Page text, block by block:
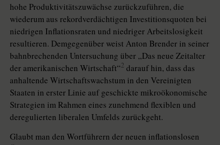
hohe Produktivitätszuwächse zurückzuführen, die
wiederum aus rekordverdächtigen Investitionsquoten bei
niedrigen Inflationsraten und niedriger Arbeitslosigkeit
resultieren. Demgegenüber weist Anton Brender in seiner
bahnbrechenden Untersuchung über „Das neue Zeitalter
der amerikanischen Wirtschaft“2 darauf hin, dass das
anhaltende Wirtschaftswachstum in den Vereinigten
Staaten in erster Linie auf geschickte mikroökonomische
Strategien im Rahmen eines zunehmend flexiblen und
deregulierten liberalen Umfelds zurückgeht.
Glaubt man den Wortführern der neuen inflationslosen